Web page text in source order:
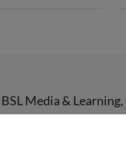
BSL Media & Learning